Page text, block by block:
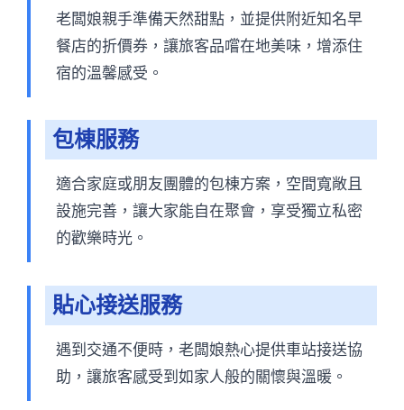
老闆娘親手準備天然甜點，並提供附近知名早
餐店的折價券，讓旅客品嚐在地美味，增添住
宿的溫馨感受。
包棟服務
適合家庭或朋友團體的包棟方案，空間寬敞且
設施完善，讓大家能自在聚會，享受獨立私密
的歡樂時光。
貼心接送服務
遇到交通不便時，老闆娘熱心提供車站接送協
助，讓旅客感受到如家人般的關懷與溫暖。